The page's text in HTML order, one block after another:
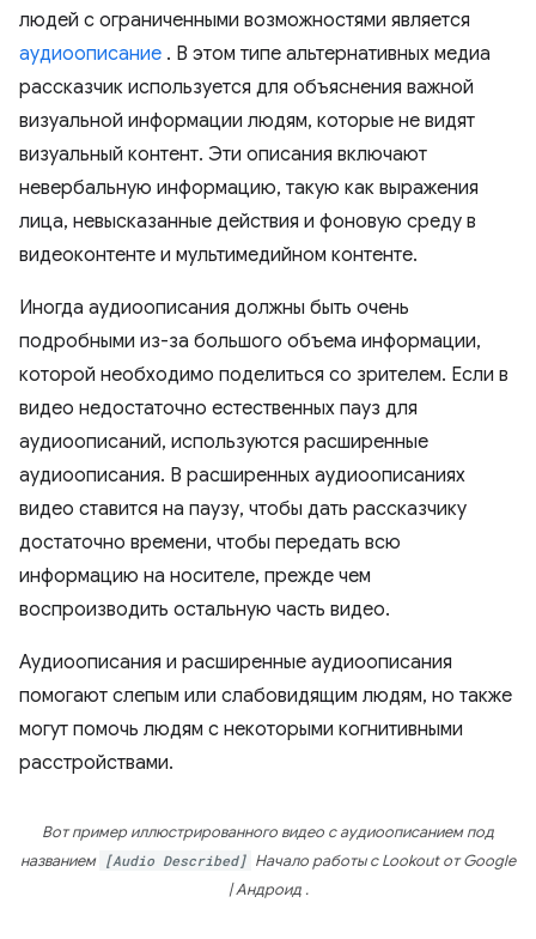
людей с ограниченными возможностями является
аудиоописание . В этом типе альтернативных медиа
рассказчик используется для объяснения важной
визуальной информации людям, которые не видят
визуальный контент. Эти описания включают
невербальную информацию, такую ​​как выражения
лица, невысказанные действия и фоновую среду в
видеоконтенте и мультимедийном контенте.
Иногда аудиоописания должны быть очень
подробными из-за большого объема информации,
которой необходимо поделиться со зрителем. Если в
видео недостаточно естественных пауз для
аудиоописаний, используются расширенные
аудиоописания. В расширенных аудиоописаниях
видео ставится на паузу, чтобы дать рассказчику
достаточно времени, чтобы передать всю
информацию на носителе, прежде чем
воспроизводить остальную часть видео.
Аудиоописания и расширенные аудиоописания
помогают слепым или слабовидящим людям, но также
могут помочь людям с некоторыми когнитивными
расстройствами.
Вот пример иллюстрированного видео с аудиоописанием под
названием [Audio Described] Начало работы с Lookout от Google
| Андроид.